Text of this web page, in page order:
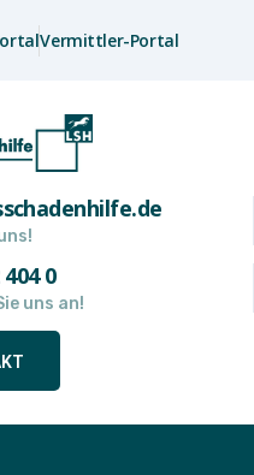
Vermittler-Portal
0
uns an!